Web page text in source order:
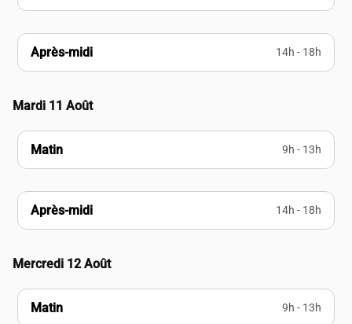
Après-midi 14h - 18h
Mardi 11 Août
Matin 9h - 13h
Après-midi 14h - 18h
Mercredi 12 Août
Matin 9h - 13h